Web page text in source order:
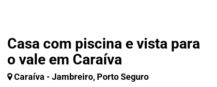
Casa com piscina e vista para
o vale em Caraíva
Caraíva - Jambreiro, Porto Seguro